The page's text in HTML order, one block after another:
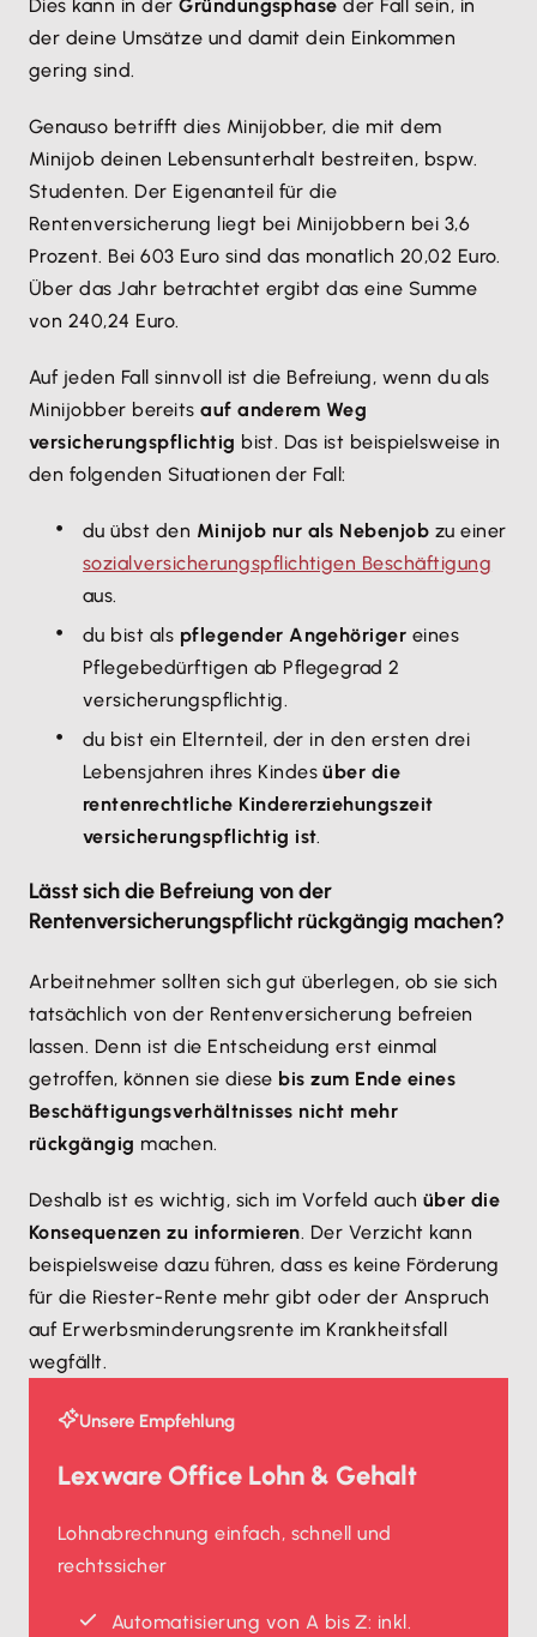
Dies kann in derGründungsphaseder Fall sein, in
der deine Umsätze und damit dein Einkommen
gering sind.
Genauso betrifft dies Minijobber, die mit dem
Minijob deinen Lebensunterhalt bestreiten, bspw.
Studenten. Der Eigenanteil für die
Rentenversicherung liegt bei Minijobbern bei 3,6
Prozent. Bei 603 Euro sind das monatlich 20,02 Euro.
Über das Jahr betrachtet ergibt das eine Summe
von 240,24 Euro.
Auf jeden Fall sinnvoll ist die Befreiung, wenn du als
Minijobber bereitsauf anderem Weg
versicherungspflichtig bist. Das ist beispielsweise in
den folgenden Situationen der Fall:
du übst den Minijob nur als Nebenjob zu einer
sozialversicherungspflichtigen Beschäftigung
aus.
du bist als pflegender Angehöriger eines
Pflegebedürftigen ab Pflegegrad 2
versicherungspflichtig.
du bist ein Elternteil, der in den ersten drei
Lebensjahren ihres Kindesüber die
rentenrechtliche Kindererziehungszeit
versicherungspflichtig ist.
Lässt sich die Befreiung von der
Rentenversicherungspflicht rückgängig machen?
Arbeitnehmer sollten sich gut überlegen, ob sie sich
tatsächlich von der Rentenversicherung befreien
lassen. Denn ist die Entscheidung erst einmal
getroffen, können sie diese bis zum Ende eines
Beschäftigungsverhältnisses nicht mehr
rückgängig machen.
Deshalb ist es wichtig, sich im Vorfeld auch über die
Konsequenzen zu informieren. Der Verzicht kann
beispielsweise dazu führen, dass es keine Förderung
für die Riester-Rente mehr gibt oder der Anspruch
auf Erwerbsminderungsrente im Krankheitsfall
wegfällt.
Unsere Empfehlung
Lexware Office Lohn & Gehalt
Lohnabrechnung einfach, schnell und
rechtssicher
Automatisierung von A bis Z: inkl.